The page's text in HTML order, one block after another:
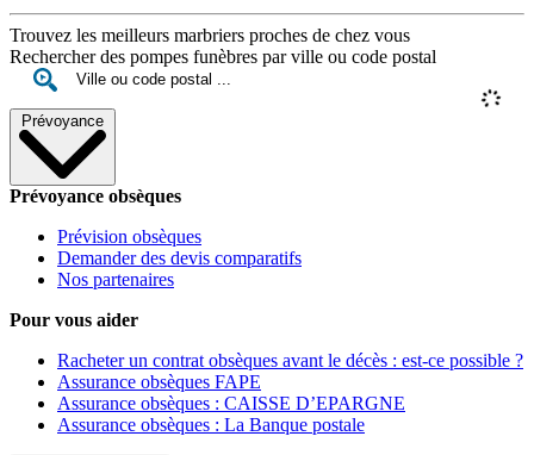
Trouvez les meilleurs marbriers proches de chez vous
Rechercher des pompes funèbres par ville ou code postal
Prévoyance
Prévoyance obsèques
Prévision obsèques
Demander des devis comparatifs
Nos partenaires
Pour vous aider
Racheter un contrat obsèques avant le décès : est-ce possible ?
Assurance obsèques FAPE
Assurance obsèques : CAISSE D’EPARGNE
Assurance obsèques : La Banque postale